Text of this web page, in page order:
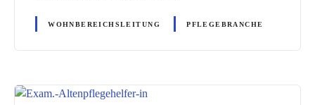
WOHNBEREICHSLEITUNG PFLEGEBRANCHE